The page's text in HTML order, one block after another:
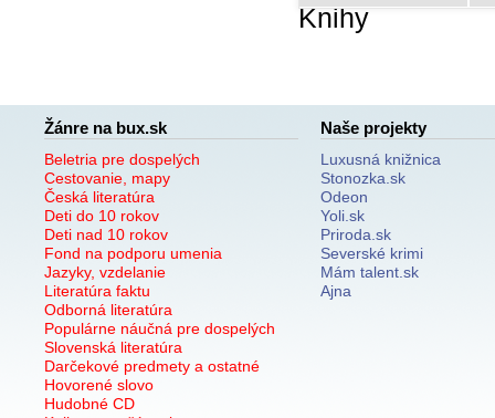
Knihy
Žánre na bux.sk
Beletria pre dospelých
Cestovanie, mapy
Česká literatúra
Deti do 10 rokov
Deti nad 10 rokov
Fond na podporu umenia
Jazyky, vzdelanie
Literatúra faktu
Odborná literatúra
Populárne náučná pre dospelých
Slovenská literatúra
Darčekové predmety a ostatné
Hovorené slovo
Hudobné CD
Naše projekty
Luxusná knižnica
Stonozka.sk
Odeon
Yoli.sk
Priroda.sk
Severské krimi
Mám talent.sk
Ajna